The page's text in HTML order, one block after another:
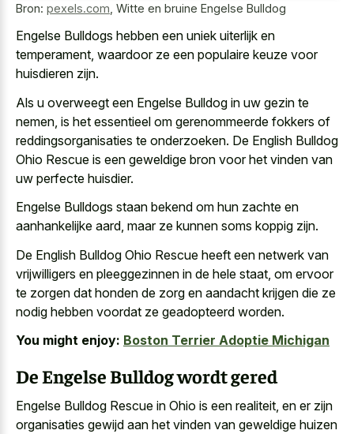
Bron: pexels.com Witte en bruine Engelse Bulldog
Engelse Bulldogs hebben een uniek uiterlijk en
temperament, waardoor ze een populaire keuze voor
huisdieren zijn.
Als u overweegt een Engelse Bulldog in uw gezin te
nemen, is het essentieel om gerenommeerde fokkers of
reddingsorganisaties te onderzoeken. De English Bulldog
Ohio Rescue is een geweldige bron voor het vinden van
uw perfecte huisdier.
Engelse Bulldogs staan bekend om hun zachte en
aanhankelijke aard, maar ze kunnen soms koppig zijn.
De English Bulldog Ohio Rescue heeft een netwerk van
vrijwilligers en pleeggezinnen in de hele staat, om ervoor
te zorgen dat honden de zorg en aandacht krijgen die ze
nodig hebben voordat ze geadopteerd worden.
You might enjoy: Boston Terrier Adoptie Michigan
De Engelse Bulldog wordt gered
Engelse Bulldog Rescue in Ohio is een realiteit, en er zijn
organisaties gewijd aan het vinden van geweldige huizen